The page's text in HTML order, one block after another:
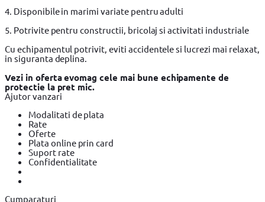
4. Disponibile in marimi variate pentru adulti
5. Potrivite pentru constructii, bricolaj si activitati industriale
Cu echipamentul potrivit, eviti accidentele si lucrezi mai relaxat,
in siguranta deplina.
Vezi in oferta evomag cele mai bune echipamente de
protectie la pret mic.
Ajutor vanzari
Modalitati de plata
Rate
Oferte
Plata online prin card
Suport rate
Confidentialitate
Cumparaturi